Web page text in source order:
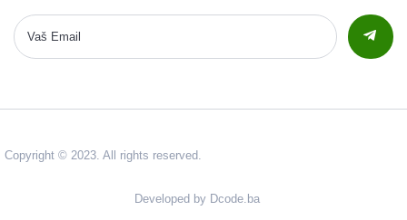
Copyright © 2023. All rights reserved.
Developed by Dcode.ba